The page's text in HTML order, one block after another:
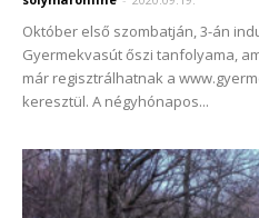
Október első szombatján, 3-án
Gyermekvasút őszi tanfolyama,
már regisztrálhatnak a
keresztül. A négyhónapos...